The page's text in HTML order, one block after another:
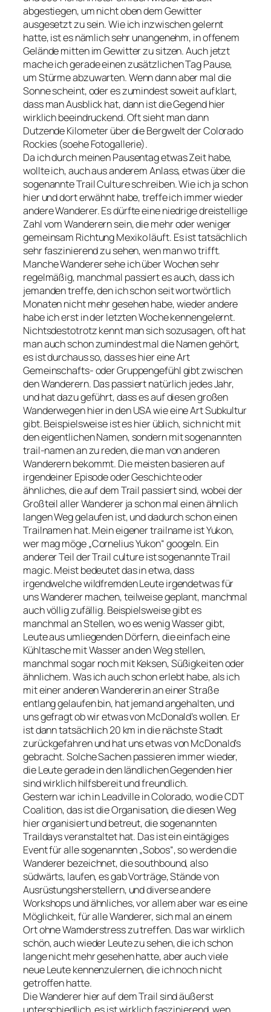
abgestiegen, um nicht oben dem Gewitter
ausgesetzt zu sein. Wie ich inzwischen gelernt
hatte, ist es nämlich sehr unangenehm, in offenem
Gelände mitten im Gewitter zu sitzen. Auch jetzt
mache ich gerade einen zusätzlichen Tag Pause,
um Stürme abzuwarten. Wenn dann aber mal die
Sonne scheint, oder es zumindest soweit aufklart,
dass man Ausblick hat, dann ist die Gegend hier
wirklich beeindruckend. Oft sieht man dann
Dutzende Kilometer über die Bergwelt der Colorado
Rockies (soehe Fotogallerie).
Da ich durch meinen Pausentag etwas Zeit habe,
wollte ich, auch aus anderem Anlass, etwas über die
sogenannte Trail Culture schreiben. Wie ich ja schon
hier und dort erwähnt habe, treffe ich immer wieder
andere Wanderer. Es dürfte eine niedrige dreistellige
Zahl vom Wanderern sein, die mehr oder weniger
gemeinsam Richtung Mexiko läuft. Es ist tatsächlich
sehr faszinierend zu sehen, wen man wo trifft.
Manche Wanderer sehe ich über Wochen sehr
regelmäßig, manchmal passiert es auch, dass ich
jemanden treffe, den ich schon seit wortwörtlich
Monaten nicht mehr gesehen habe, wieder andere
habe ich erst in der letzten Woche kennengelernt.
Nichtsdestotrotz kennt man sich sozusagen, oft hat
man auch schon zumindest mal die Namen gehört,
es ist durchaus so, dass es hier eine Art
Gemeinschafts- oder Gruppengefühl gibt zwischen
den Wanderern. Das passiert natürlich jedes Jahr,
und hat dazu geführt, dass es auf diesen großen
Wanderwegen hier in den USA wie eine Art Subkultur
gibt. Beispielsweise ist es hier üblich, sich nicht mit
den eigentlichen Namen, sondern mit sogenannten
trail-namen an zu reden, die man von anderen
Wanderern bekommt. Die meisten basieren auf
irgendeiner Episode oder Geschichte oder
ähnliches, die auf dem Trail passiert sind, wobei der
Großteil aller Wanderer ja schon mal einen ähnlich
langen Weg gelaufen ist, und dadurch schon einen
Trailnamen hat. Mein eigener trailname ist Yukon,
wer mag möge „Cornelius Yukon“ googeln. Ein
anderer Teil der Trail culture ist sogenannte Trail
magic. Meist bedeutet das in etwa, dass
irgendwelche wildfremden Leute irgendetwas für
uns Wanderer machen, teilweise geplant, manchmal
auch völlig zufällig. Beispielsweise gibt es
manchmal an Stellen, wo es wenig Wasser gibt,
Leute aus umliegenden Dörfern, die einfach eine
Kühltasche mit Wasser an den Weg stellen,
manchmal sogar noch mit Keksen, Süßigkeiten oder
ähnlichem. Was ich auch schon erlebt habe, als ich
mit einer anderen Wandererin an einer Straße
entlang gelaufen bin, hat jemand angehalten, und
uns gefragt ob wir etwas von McDonald’s wollen. Er
ist dann tatsächlich 20 km in die nächste Stadt
zurückgefahren und hat uns etwas von McDonald’s
gebracht. Solche Sachen passieren immer wieder,
die Leute gerade in den ländlichen Gegenden hier
sind wirklich hilfsbereit und freundlich.
Gestern war ich in Leadville in Colorado, wo die CDT
Coalition, das ist die Organisation, die diesen Weg
hier organisiert und betreut, die sogenannten
Traildays veranstaltet hat. Das ist ein eintägiges
Event für alle sogenannten „Sobos“, so werden die
Wanderer bezeichnet, die southbound, also
südwärts, laufen, es gab Vorträge, Stände von
Ausrüstungsherstellern, und diverse andere
Workshops und ähnliches, vor allem aber war es eine
Möglichkeit, für alle Wanderer, sich mal an einem
Ort ohne Wamderstress zu treffen. Das war wirklich
schön, auch wieder Leute zu sehen, die ich schon
lange nicht mehr gesehen hatte, aber auch viele
neue Leute kennenzulernen, die ich noch nicht
getroffen hatte.
Die Wanderer hier auf dem Trail sind äußerst